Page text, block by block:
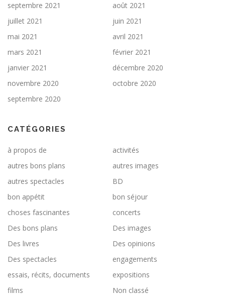
septembre 2021
août 2021
juillet 2021
juin 2021
mai 2021
avril 2021
mars 2021
février 2021
janvier 2021
décembre 2020
novembre 2020
octobre 2020
septembre 2020
CATÉGORIES
à propos de
activités
autres bons plans
autres images
autres spectacles
BD
bon appétit
bon séjour
choses fascinantes
concerts
Des bons plans
Des images
Des livres
Des opinions
Des spectacles
engagements
essais, récits, documents
expositions
films
Non classé